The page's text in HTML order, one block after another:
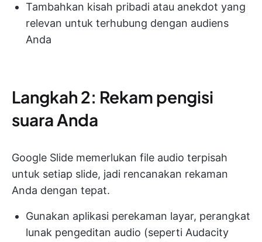
Tambahkan kisah pribadi atau anekdot yang
relevan untuk terhubung dengan audiens
Anda
Langkah 2: Rekam pengisi
suara Anda
Google Slide memerlukan file audio terpisah
untuk setiap slide, jadi rencanakan rekaman
Anda dengan tepat.
Gunakan aplikasi perekaman layar, perangkat
lunak pengeditan audio (seperti Audacity